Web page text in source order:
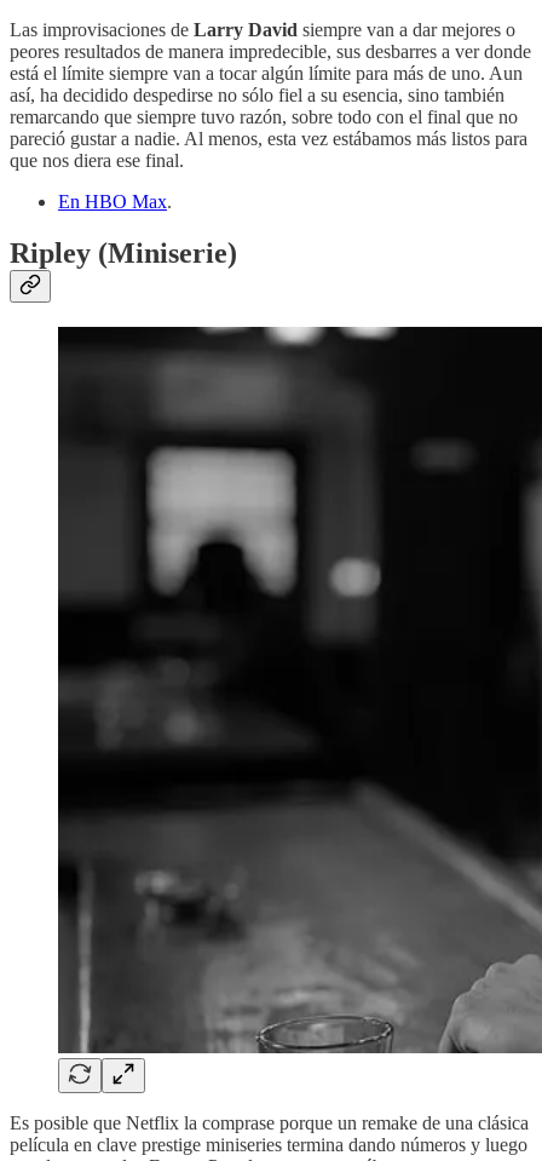
Las improvisaciones de Larry David siempre van a dar mejores o
peores resultados de manera impredecible, sus desbarres a ver donde
está el límite siempre van a tocar algún límite para más de uno. Aun
así, ha decidido despedirse no sólo fiel a su esencia, sino también
remarcando que siempre tuvo razón, sobre todo con el final que no
pareció gustar a nadie. Al menos, esta vez estábamos más listos para
que nos diera ese final.
En HBO Max.
Ripley (Miniserie)
Es posible que Netflix la comprase porque un remake de una clásica
película en clave prestige miniseries termina dando números y luego